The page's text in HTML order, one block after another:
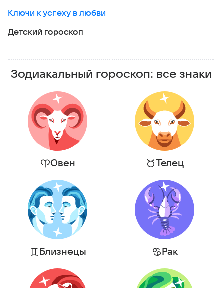
Ключи к успеху в любви
Детский гороскоп
Зодиакальный гороскоп: все знаки
Овен Телец
Близнецы Рак